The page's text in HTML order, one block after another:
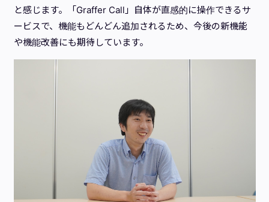
と感じます。「Graffer Call」自体が直感的に操作できるサ
ービスで、機能もどんどん追加されるため、今後の新機能
や機能改善にも期待しています。